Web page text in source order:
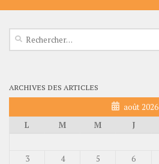
Rechercher :
ARCHIVES DES ARTICLES
août 2026
L
M M J
3
4 5 6